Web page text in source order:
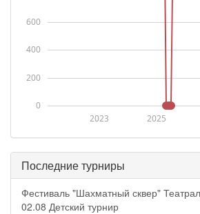
2023 2025
0
200
400
600
Последние турниры
Фестиваль "Шахматный сквер"
02.08 Детский турнир